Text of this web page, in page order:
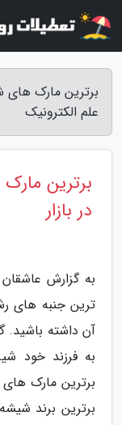
برترین مارک های
علم الکترونیک
برترین
در بازار
به گزارش
ترین جنبه های
آن داشته باشید.
به فرزند خود
برترین مارک
برترین برند